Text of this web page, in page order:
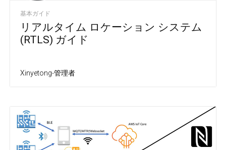
基本ガイド
リアルタイム ロケーション システム
(RTLS) ガイド
Xinyetong-管理者